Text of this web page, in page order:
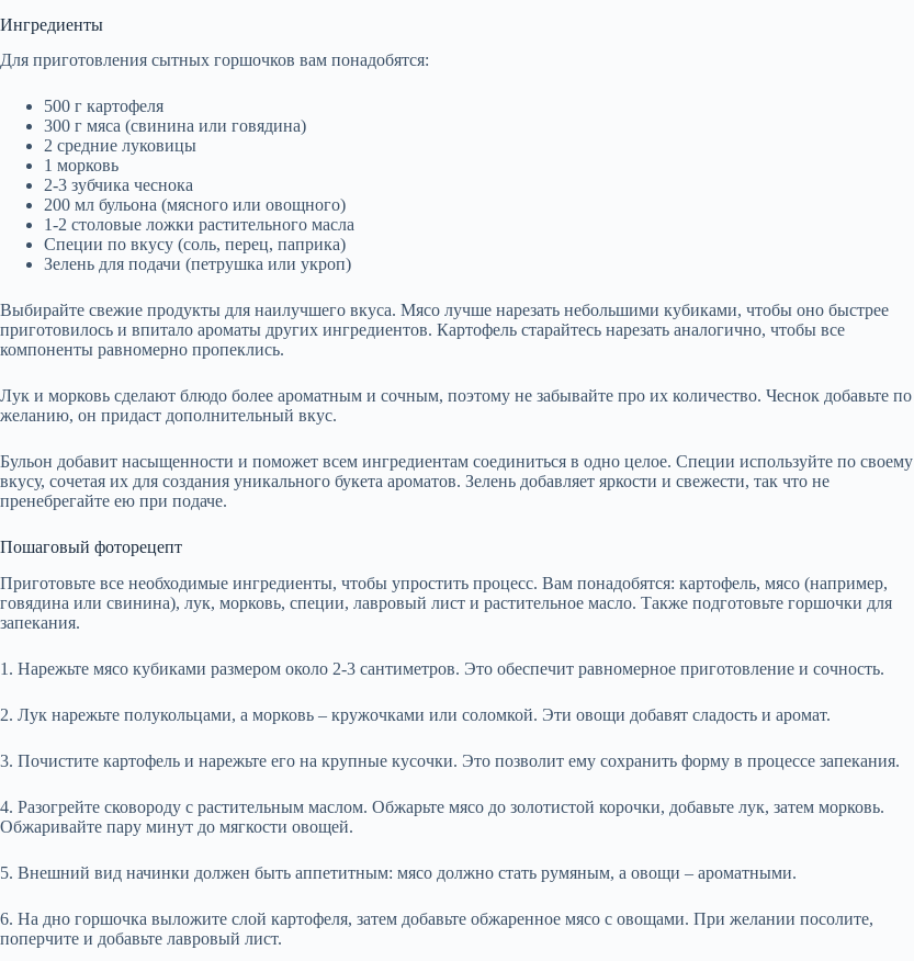
Ингредиенты
Для приготовления сытных горшочков вам понадобятся:
500 г картофеля
300 г мяса (свинина или говядина)
2 средние луковицы
1 морковь
2-3 зубчика чеснока
200 мл бульона (мясного или овощного)
1-2 столовые ложки растительного масла
Специи по вкусу (соль, перец, паприка)
Зелень для подачи (петрушка или укроп)
Выбирайте свежие продукты для наилучшего вкуса. Мясо лучше нарезать небольшими кубиками, чтобы оно быстрее
приготовилось и впитало ароматы других ингредиентов. Картофель старайтесь нарезать аналогично, чтобы все
компоненты равномерно пропеклись.
Лук и морковь сделают блюдо более ароматным и сочным, поэтому не забывайте про их количество. Чеснок добавьте по
желанию, он придаст дополнительный вкус.
Бульон добавит насыщенности и поможет всем ингредиентам соединиться в одно целое. Специи используйте по своему
вкусу, сочетая их для создания уникального букета ароматов. Зелень добавляет яркости и свежести, так что не
пренебрегайте ею при подаче.
Пошаговый фоторецепт
Приготовьте все необходимые ингредиенты, чтобы упростить процесс. Вам понадобятся: картофель, мясо (например,
говядина или свинина), лук, морковь, специи, лавровый лист и растительное масло. Также подготовьте горшочки для
запекания.
1. Нарежьте мясо кубиками размером около 2-3 сантиметров. Это обеспечит равномерное приготовление и сочность.
2. Лук нарежьте полукольцами, а морковь – кружочками или соломкой. Эти овощи добавят сладость и аромат.
3. Почистите картофель и нарежьте его на крупные кусочки. Это позволит ему сохранить форму в процессе запекания.
4. Разогрейте сковороду с растительным маслом. Обжарьте мясо до золотистой корочки, добавьте лук, затем морковь.
Обжаривайте пару минут до мягкости овощей.
5. Внешний вид начинки должен быть аппетитным: мясо должно стать румяным, а овощи – ароматными.
6. На дно горшочка выложите слой картофеля, затем добавьте обжаренное мясо с овощами. При желании посолите,
поперчите и добавьте лавровый лист.